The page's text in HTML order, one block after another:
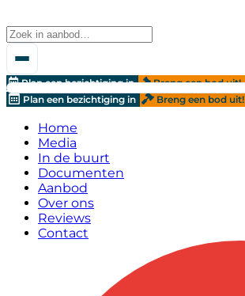
Plan een bezichtiging in Breng een bod uit!
Plan een bezichtiging in
Breng een bod uit!
Home
Media
In de buurt
Documenten
Aanbod
Over ons
Reviews
Contact